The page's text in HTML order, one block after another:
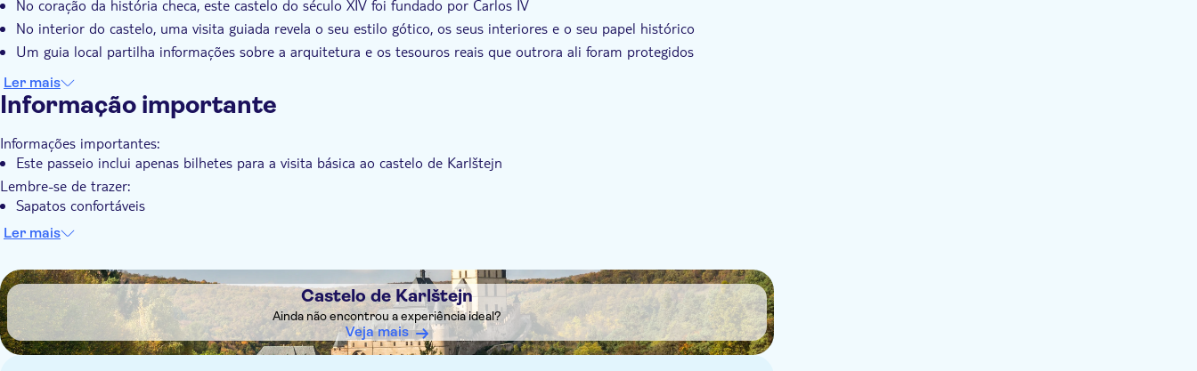
No coração da história checa, este castelo do século XIV foi fundado por Carlos IV
No interior do castelo, uma visita guiada revela o seu estilo gótico, os seus interiores e o seu papel histórico
Um guia local partilha informações sobre a arquitetura e os tesouros reais que outrora ali foram protegidos
Ler mais
Informação importante
Informações importantes:
Este passeio inclui apenas bilhetes para a visita básica ao castelo de Karlštejn
Lembre-se de trazer:
Sapatos confortáveis
Por favor, traga algum dinheiro para o audioguia em Karlštejn. É necessário um depósito reembolsável de 500 CZK em
Ler mais
DSA1Castelo de Karlštejn
Castelo de Karlštejn
Ainda não encontrou a experiência ideal?
Veja mais